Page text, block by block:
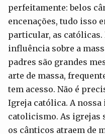
perfeitamente: belos
encenações, tudo isso
particular, as católicas.
influência sobre a
padres são grandes
arte de massa,
tem acesso. Não é
Igreja católica. A
catolicismo. As igrejas
os cânticos atraem de